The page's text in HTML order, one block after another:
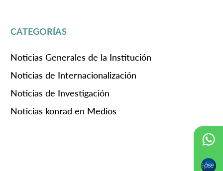
CATEGORÍAS
Noticias Generales de la Institución
Noticias de Internacionalización
Noticias de Investigación
Noticias konrad en Medios